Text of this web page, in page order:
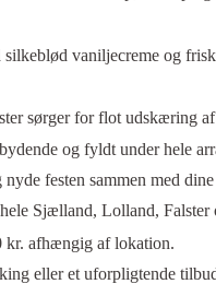
silkeblød vaniljecreme og
sørger for flot udskæring
og fyldt under hele
festen sammen med
Sjælland, Lolland, Falster
kr. afhængig af lokation.
eller et uforpligtende